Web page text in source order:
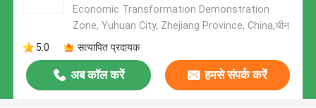
Economic Transformation Demonstration
Zone, Yuhuan City, Zhejiang Province, China,चीन
5.0
सत्यापित प्रदायक
अब कॉल करें हमसे संपर्क करें